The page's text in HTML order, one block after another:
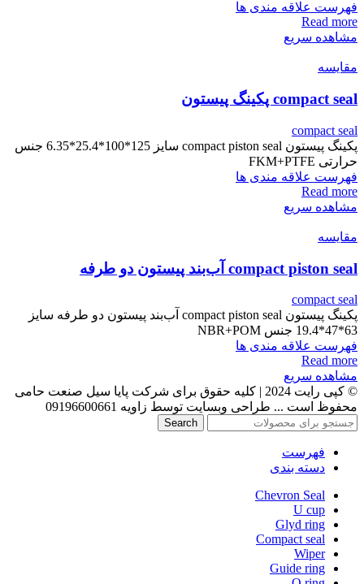
فهرست علاقه مندی ها
Read more
مشاهده سریع
مقایسه
compact seal پکینگ پیستون
compact seal
پکینگ پیستون compact piston seal سایز 125*100*25.4*6.35 جنس
حرارتی FKM+PTFE
فهرست علاقه مندی ها
Read more
مشاهده سریع
مقایسه
compact piston seal آب‌بند پیستون دو طرفه
compact seal
پکینگ پیستون compact piston seal آب‌بند پیستون دو طرفه سایز
63*47*19.4 جنس NBR+POM
فهرست علاقه مندی ها
Read more
مشاهده سریع
© کپی رایت 2024 | کلیه حقوق برای شرکت پایا سیل صنعت حامی
محفوظ است ... طراحی وبسایت توسط زاویه 09196600661
Search
فهرست
دسته بندی
Chevron Seal
U cup
Glyd ring
Compact seal
Wiper
Guide ring